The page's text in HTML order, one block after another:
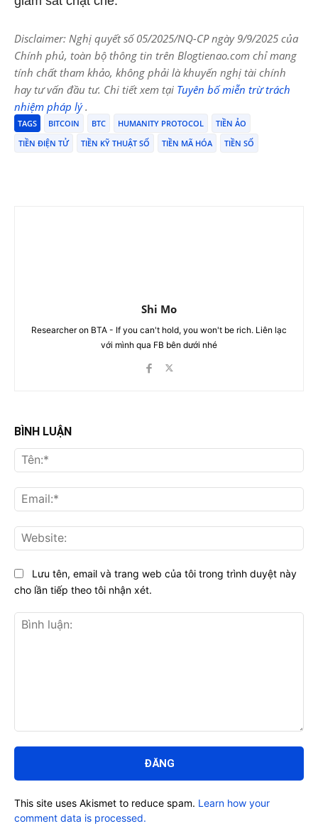
Disclaimer: Nghị quyết số 05/2025/NQ-CP ngày 9/9/2025 của
Chính phủ, toàn bộ thông tin trên Blogtienao.com chỉ mang
tính chất tham khảo, không phải là khuyến nghị tài chính
hay tư vấn đầu tư. Chi tiết xem tại Tuyên bố miễn trừ trách
nhiệm pháp lý.
TAGS BITCOIN BTC HUMANITY PROTOCOL
TIỀN ẢO
TIỀN ĐIỆN TỬ
TIỀN KỸ THUẬT SỐ TIỀN MÃ HÓA TIỀN SỐ
Shi Mo
Researcher on BTA - If you can't hold, you won't be rich. Liên lạc
với mình qua FB bên dưới nhé
BÌNH LUẬN
luận:
Lưu tên, email và trang web của tôi trong trình duyệt này
cho lần tiếp theo tôi nhận xét.
This site uses Akismet to reduce spam. Learn how your
comment data is processed.